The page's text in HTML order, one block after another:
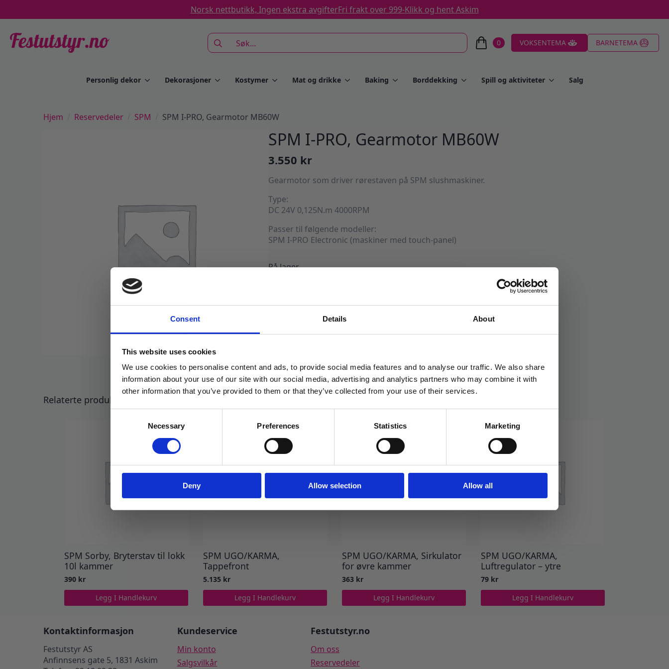
Consent Details About
This website uses cookies
We use cookies to personalise content and ads, to provide social media features and to analyse our traffic. We also share
information about your use of our site with our social media, advertising and analytics partners who may combine it with
other information that you’ve provided to them or that they’ve collected from your use of their services.
Necessary Preferences Statistics Marketing
Deny Allow selection Allow all
Norsk nettbutikk, Ingen ekstra avgifterFri frakt over 999-Klikk og hent Askim
Search
for:
0 VOKSENTEMA BARNETEMA
Personlig dekor Dekorasjoner Kostymer Mat og drikke Baking Borddekking Spill og aktiviteter Salg
Hjem Reservedeler SPM SPM I-PRO, Gearmotor MB60W
SPM I-PRO, Gearmotor MB60W
3.550 kr
Gearmotor som driver rørestaven på SPM slushmaskiner.
Type:
DC 24V 0,125N.m 4000RPM
Passer til følgende modeller:
SPM I-PRO Electronic (maskiner med touch-panel)
På lager
Gearmotor
LEGG I HANDLEKURV
Relaterte produkter
SPM Sorby, Bryterstav til lokk
10l kammer
390 kr
Legg I Handlekurv
SPM UGO/KARMA,
Tappefront
5.135 kr
Legg I Handlekurv
SPM UGO/KARMA, Sirkulator
for øvre kammer
363 kr
Legg I Handlekurv
SPM UGO/KARMA,
Luftregulator – ytre
79 kr
Legg I Handlekurv
Kontaktinformasjon
Festutstyr AS
Anfinnsens gate 5, 1831 Askim
Kundeservice
Min konto
Salgsvilkår
Festutstyr.no
Om oss
Reservedeler
få eksklusive tilbud og masse
inspirasjon rett i innboksen
Ja takk! Jeg vil gjerne få brev fra dere!